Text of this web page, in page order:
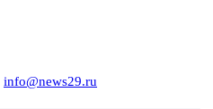
info@news29.ru